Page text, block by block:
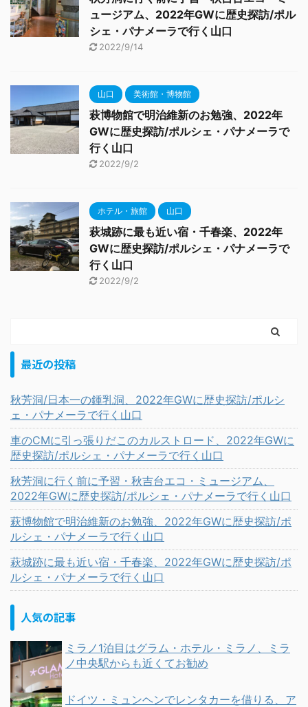
ュージアム、2022年GWに歴史探訪/ポル
シェ・パナメーラで行く山口
2022/9/14
山口 美術館・博物館
萩博物館で明治維新のお勉強、2022年
GWに歴史探訪/ポルシェ・パナメーラで
行く山口
2022/9/2
ホテル・旅館 山口
萩城跡に最も近い宿・千春楽、2022年
GWに歴史探訪/ポルシェ・パナメーラで
行く山口
2022/9/2
最近の投稿
秋芳洞/日本一の鍾乳洞、2022年GWに歴史探訪/ポルシ
ェ・パナメーラで行く山口
車のCMに引っ張りだこのカルストロード、2022年GWに
歴史探訪/ポルシェ・パナメーラで行く山口
秋芳洞に行く前に予習・秋吉台エコ・ミュージアム、
2022年GWに歴史探訪/ポルシェ・パナメーラで行く山口
萩博物館で明治維新のお勉強、2022年GWに歴史探訪/ポ
ルシェ・パナメーラで行く山口
萩城跡に最も近い宿・千春楽、2022年GWに歴史探訪/ポ
ルシェ・パナメーラで行く山口
人気の記事
ミラノ1泊目はグラム・ホテル・ミラノ、ミラ
ノ中央駅からも近くてお勧め
ドイツ・ミュンヘンでレンタカーを借りる、ア